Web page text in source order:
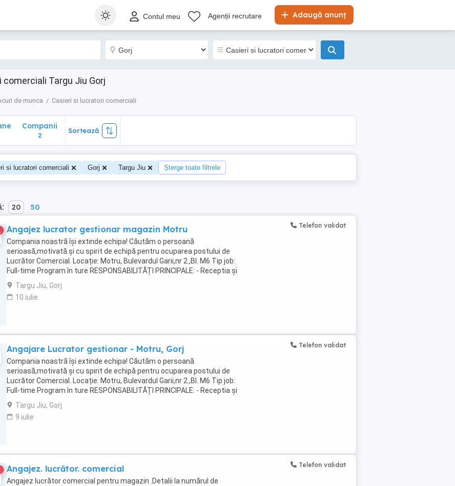
Adaugă anunț
Contul meu Agenții recrutare
Targu Jiu Gorj
de munca Casieri si lucratori comerciali
Companii
2
Sortează
si lucratori comerciali Gorj Targu Jiu Șterge toate filtrele
20 50
Angajez lucrator gestionar magazin Motru
Compania noastră își extinde echipa! Căutăm o persoană
serioasă,motivată și cu spirit de echipă pentru ocuparea postului de
Lucrător Comercial. Locație: Motru, Bulevardul Garii,nr 2.,Bl. M6 Tip job:
Full-time Program în ture RESPONSABILITĂȚI PRINCIPALE: - Receptia și
aranjarea mărfii la raft; - Menținerea ...
Targu Jiu, Gorj
10 iulie
Telefon validat
Angajare Lucrator gestionar - Motru, Gorj
Compania noastră își extinde echipa! Căutăm o persoană
serioasă,motivată și cu spirit de echipă pentru ocuparea postului de
Lucrător Comercial. Locație: Motru, Bulevardul Garii,nr 2.,Bl. M6 Tip job:
Full-time Program în ture RESPONSABILITĂȚI PRINCIPALE: - Receptia și
aranjarea mărfii la raft; - ...
Targu Jiu, Gorj
9 iulie
Telefon validat
Angajez. lucrător. comercial
Angajez lucrător comercial pentru magazin .Detalii la numărul de
Telefon validat